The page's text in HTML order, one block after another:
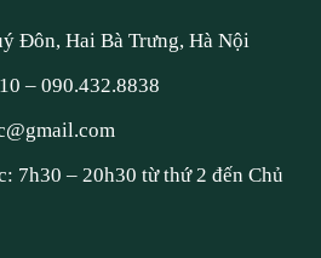
Đôn, Hai Bà Trưng, Hà Nội
–090.432.8838
7h30 – 20h30 từ thứ 2 đến Chủ